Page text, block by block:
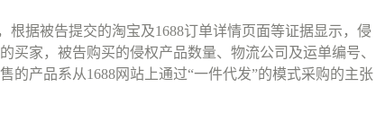
根据被告提交的淘宝及1688订单详情页面等证据显示，侵
买家，被告购买的侵权产品数量、物流公司及运单编号、
的产品系从1688网站上通过“一件代发”的模式采购的主张